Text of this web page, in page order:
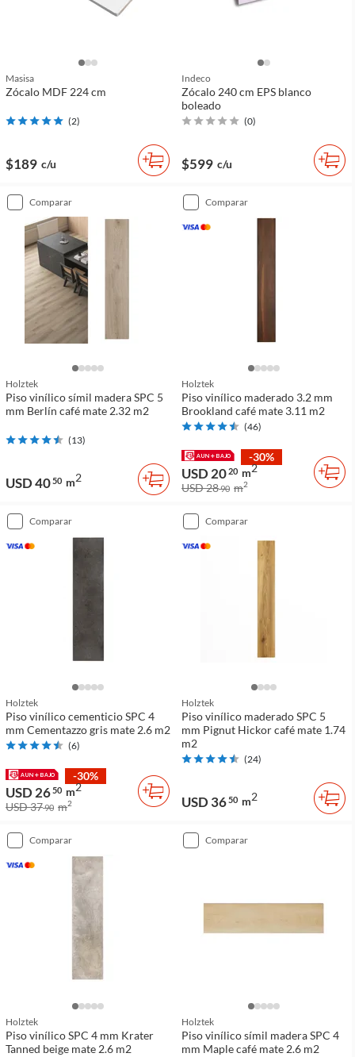
Masisa
Zócalo MDF 224 cm
(2)
$189 c/u
Indeco
Zócalo 240 cm EPS blanco
boleado
(0)
$599 c/u
comparar
Holztek
Piso vinílico símil madera SPC 5
mm Berlín café mate 2.32 m2
(13)
USD 4050 m2
comparar
Holztek
Piso vinílico maderado 3.2 mm
Brookland café mate 3.11 m2
(46)
-30%
USD 2020 m2
USD 2890 m2
comparar
Holztek
Piso vinílico cementicio SPC 4
mm Cementazzo gris mate 2.6 m2
(6)
-30%
USD 2650 m2
USD 3790 m2
comparar
Holztek
Piso vinílico maderado SPC 5
mm Pignut Hickor café mate 1.74
m2
(24)
USD 3650 m2
comparar
Holztek
Piso vinílico SPC 4 mm Krater
Tanned beige mate 2.6 m2
comparar
Holztek
Piso vinílico símil madera SPC 4
mm Maple café mate 2.6 m2